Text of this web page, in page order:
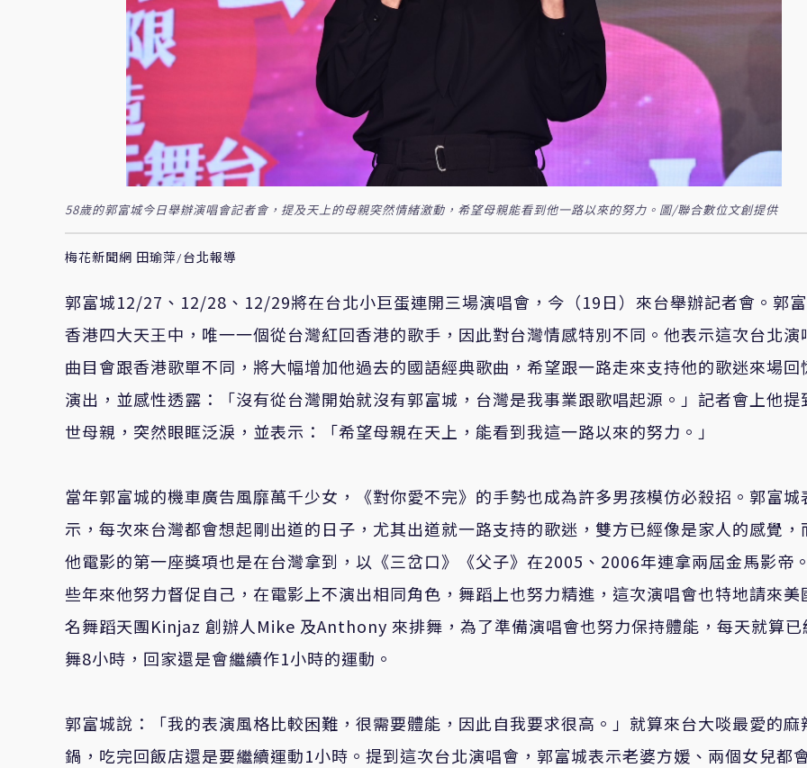
58歲的郭富城今日舉辦演唱會記者會，提及天上的母親突然情緒激動，希望母親能看到他一路以來的努力。圖/聯合數位文創提供
梅花新聞網 田瑜萍/台北報導
郭富城12/27 、 12/28 、 12/29將在台北小巨蛋連開三場演唱會，今（19日）來台舉辦記者會。郭
香港四大天王中，唯一一個從台灣紅回香港的歌手，因此對台灣情感特別不同。他表示這次台北演
曲目會跟香港歌單不同，將大幅增加他過去的國語經典歌曲，希望跟一路走來支持他的歌迷來場回
演出，並感性透露：「沒有從台灣開始就沒有郭富城，台灣是我事業跟歌唱起源。」記者會上他提
世母親，突然眼眶泛淚，並表示：「希望母親在天上，能看到我這一路以來的努力。」
當年郭富城的機車廣告風靡萬千少女，《對你愛不完》的手勢也成為許多男孩模仿必殺招。郭富城
示，每次來台灣都會想起剛出道的日子，尤其出道就一路支持的歌迷，雙方已經像是家人的感覺，
他電影的第一座獎項也是在台灣拿到，以《三岔口》《父子》在2005 、 2006年連拿兩屆金馬影帝
些年來他努力督促自己，在電影上不演出相同角色，舞蹈上也努力精進，這次演唱會也特地請來美
名舞蹈天團Kinjaz 創辦人 Mike 及Anthony 來排舞，為了準備演唱會也努力保持體能，每天就算
舞8小時，回家還是會繼續作1小時的運動。
郭富城說：「我的表演風格比較困難，很需要體能，因此自我要求很高。」就算來台大啖最愛的麻
鍋，吃完回飯店還是要繼續運動1小時。提到這次台北演唱會，郭富城表示老婆方媛、兩個女兒都